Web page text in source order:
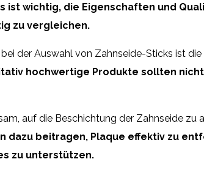
ist wichtig, die Eigenschaften und
zu vergleichen.
der Auswahl von Zahnseide-Sticks ist
hochwertige Produkte sollten
auf die Beschichtung der Zahnseide zu
dazu beitragen, Plaque effektiv zu
zu unterstützen.